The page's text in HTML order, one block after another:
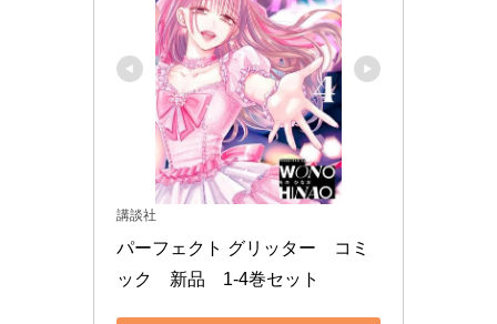
講談社
パーフェクト グリッター　コミ
ック　新品　1-4巻セット